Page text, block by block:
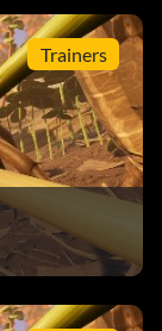
Trainers